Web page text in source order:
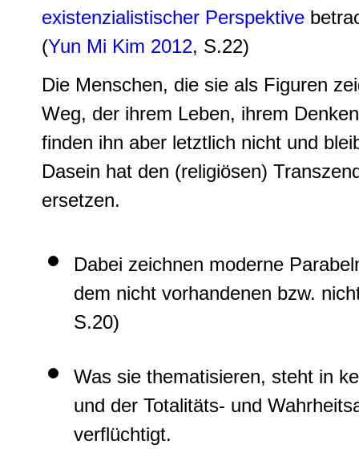
existenzialistischer Perspektive
(Yun Mi Kim 2012, S.22)
Die Menschen, die sie als Figuren
Weg, der ihrem Leben, ihrem
finden ihn aber letztlich nicht und
Dasein hat den (religiösen)
ersetzen.
Dabei zeichnen moderne
dem nicht vorhandenen bzw.
S.20)
Was sie thematisieren, steht in
und der Totalitäts- und
verflüchtigt.